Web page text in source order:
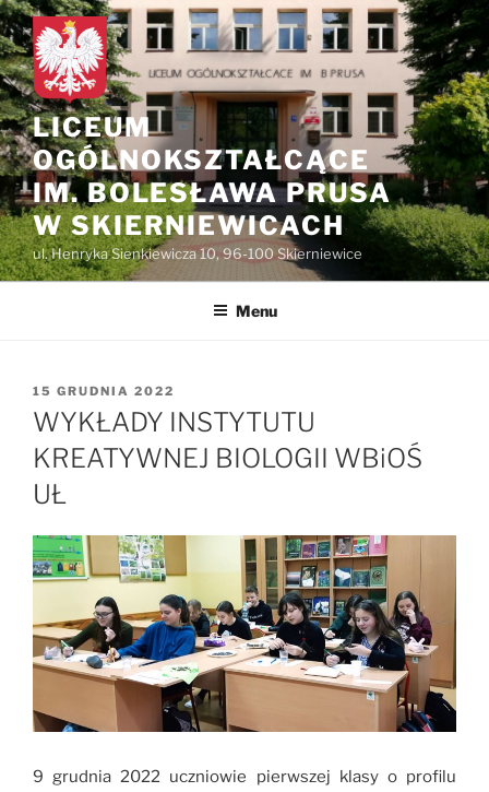
treści
Przejdź
do
treści
LICEUM
OGÓLNOKSZTAŁCĄCE
IM. BOLESŁAWA PRUSA
W SKIERNIEWICACH
ul. Henryka Sienkiewicza 10, 96-100 Skierniewice
Menu
OPUBLIKOWANE
W
15 GRUDNIA 2022
WYKŁADY INSTYTUTU
KREATYWNEJ BIOLOGII WBiOŚ
UŁ
9 grudnia 2022 uczniowie pierwszej klasy o profilu